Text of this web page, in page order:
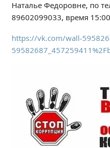
Учебно-
Центр карьеры
Всероссийское
СВЕДЕНИЯ ОБ
Основные сведения
Структура и органы
организацией
Документы
Наталье Федоровне, по
89602099033, время
https://vk.com/wall-